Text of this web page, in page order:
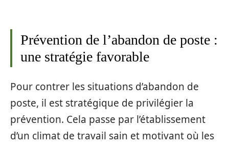
Prévention de l’abandon de poste :
une stratégie favorable
Pour contrer les situations d’abandon de
poste, il est stratégique de privilégier la
prévention. Cela passe par l’établissement
d’un climat de travail sain et motivant où les